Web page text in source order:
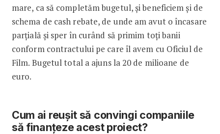
mare, ca să completăm bugetul, și beneficiem și de
schema de cash rebate, de unde am avut o încasare
parțială și sper în curând să primim toți banii
conform contractului pe care îl avem cu Oficiul de
Film. Bugetul total a ajuns la 20 de milioane de
euro.
Cum ai reușit să convingi companiile
să finanțeze acest proiect?